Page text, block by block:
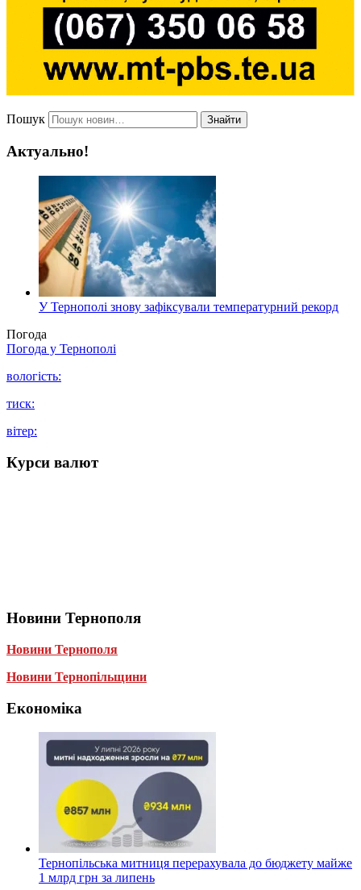
Пошук Знайти
Актуально!
У Тернополі знову зафіксували температурний рекорд
Погода
Погода у Тернополі
вологість:
тиск:
вітер:
Курси валют
Новини Тернополя
Новини Тернополя
Новини Тернопільщини
Економіка
Тернопільська митниця перерахувала до бюджету майже
1 млрд грн за липень